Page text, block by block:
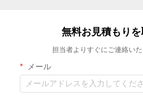
無料お見積もり
担当者よりすぐにご連絡いた
メール